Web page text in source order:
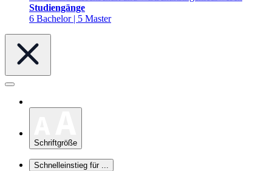
Studiengänge
6 Bachelor | 5 Master
Schriftgröße
Schnelleinstieg für ...